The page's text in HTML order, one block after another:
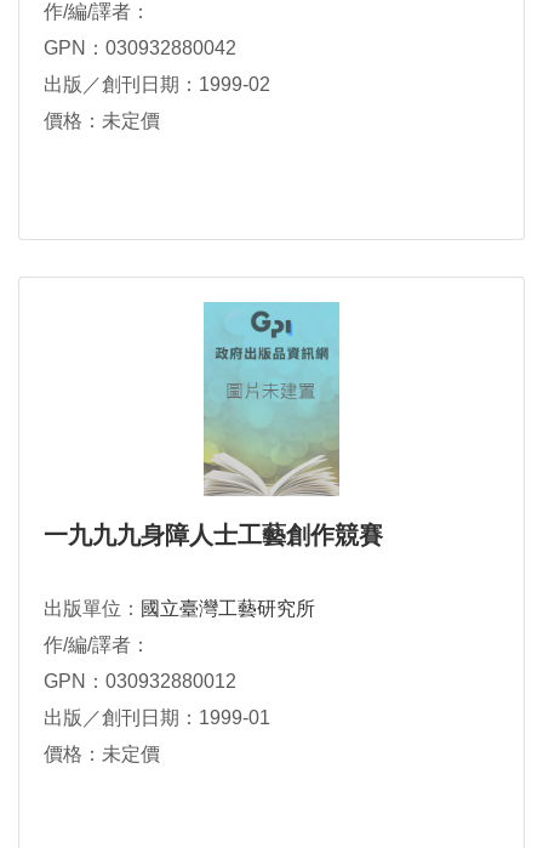
作/編/譯者：
GPN：030932880042
出版／創刊日期：1999-02
價格：未定價
一九九九身障人士工藝創作競賽
出版單位： 國立臺灣工藝研究所
作/編/譯者：
GPN：030932880012
出版／創刊日期：1999-01
價格：未定價